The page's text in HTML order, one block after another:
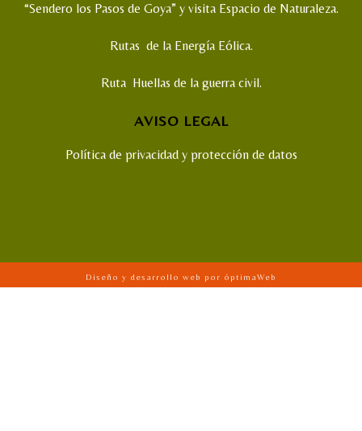
“Sendero los Pasos de Goya” y visita Espacio de Naturaleza.
Rutas de la Energía Eólica.
Ruta Huellas de la guerra civil.
AVISO LEGAL
Política de privacidad y protección de datos
Diseño y desarrollo web por óptimaWeb